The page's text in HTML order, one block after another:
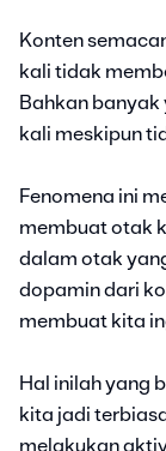
Konten
kali tidak
Bahkan banyak
kali meskipun
Fenomena ini
membuat otak
dalam otak
dopamin dari
membuat kita
Hal inilah yang
kita jadi
melakukan